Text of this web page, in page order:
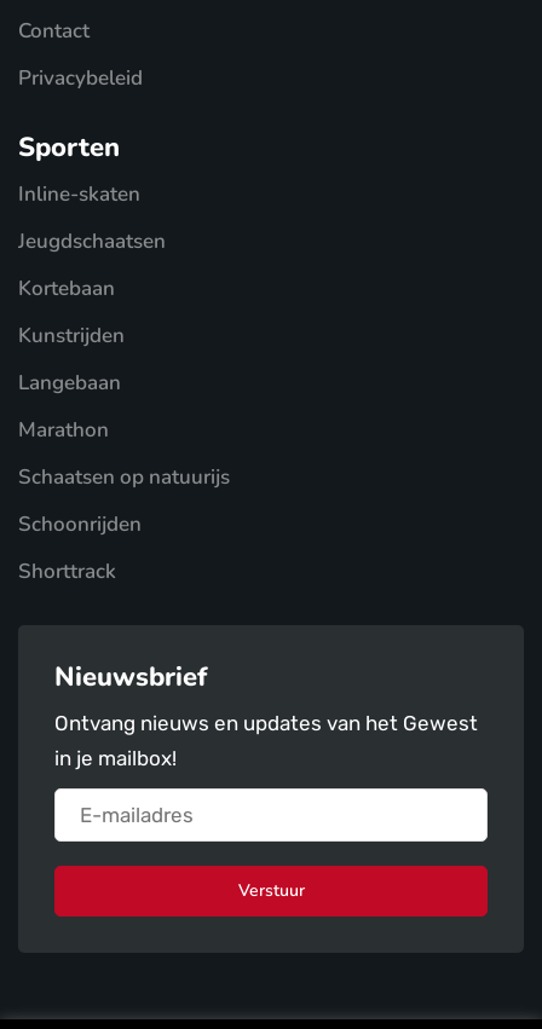
Contact
Privacybeleid
Sporten
Inline-skaten
Jeugdschaatsen
Kortebaan
Kunstrijden
Langebaan
Marathon
Schaatsen op natuurijs
Schoonrijden
Shorttrack
Nieuwsbrief
Ontvang nieuws en updates van het Gewest
in je mailbox!
Verstuur